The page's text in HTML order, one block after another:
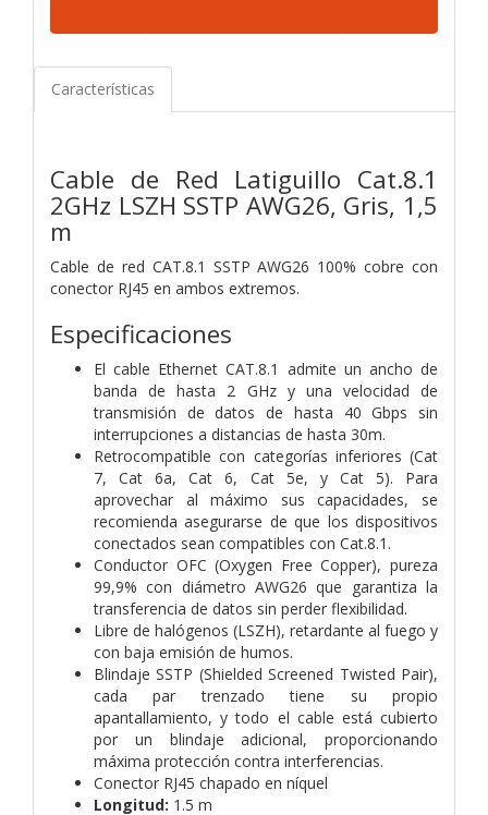
Características
Cable de Red Latiguillo Cat.8.1
2GHz LSZH SSTP AWG26, Gris, 1,5
m
Cable de red CAT.8.1 SSTP AWG26 100% cobre con
conector RJ45 en ambos extremos.
Especificaciones
El cable Ethernet CAT.8.1 admite un ancho de
banda de hasta 2 GHz y una velocidad de
transmisión de datos de hasta 40 Gbps sin
interrupciones a distancias de hasta 30m.
Retrocompatible con categorías inferiores (Cat
7, Cat 6a, Cat 6, Cat 5e, y Cat 5). Para
aprovechar al máximo sus capacidades, se
recomienda asegurarse de que los dispositivos
conectados sean compatibles con Cat.8.1.
Conductor OFC (Oxygen Free Copper), pureza
99,9% con diámetro AWG26 que garantiza la
transferencia de datos sin perder flexibilidad.
Libre de halógenos (LSZH), retardante al fuego y
con baja emisión de humos.
Blindaje SSTP (Shielded Screened Twisted Pair),
cada par trenzado tiene su propio
apantallamiento, y todo el cable está cubierto
por un blindaje adicional, proporcionando
máxima protección contra interferencias.
Conector RJ45 chapado en níquel
Longitud: 1.5 m